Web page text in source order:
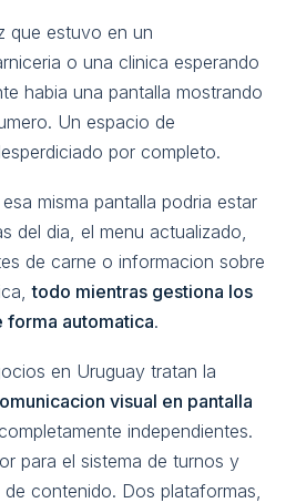
que estuvo en un
o una clinica esperando
habia una pantalla mostrando
Un espacio de
por completo.
misma pantalla podria estar
del dia, el menu actualizado,
de carne o informacion sobre
todo mientras gestiona los
forma automatica.
en Uruguay tratan la
visual en pantalla
independientes.
para el sistema de turnos y
contenido. Dos plataformas,